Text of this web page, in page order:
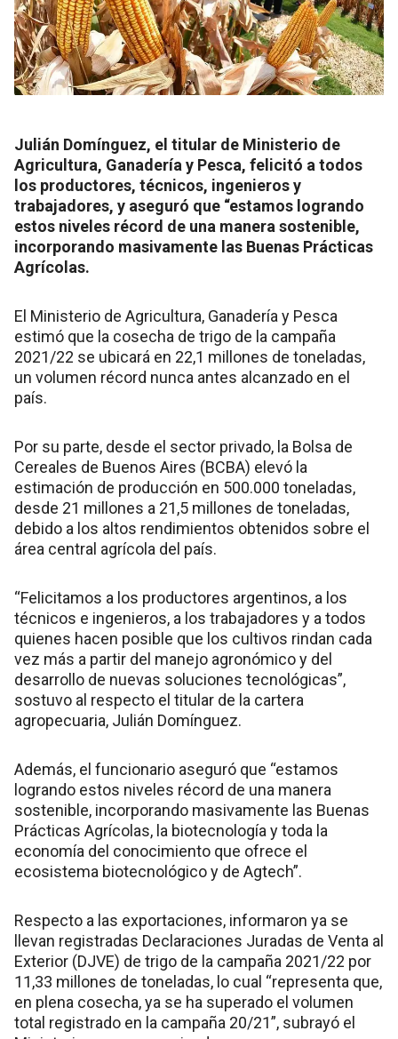
Julián Domínguez, el titular de Ministerio de
Agricultura, Ganadería y Pesca, felicitó a todos
los productores, técnicos, ingenieros y
trabajadores, y aseguró que “estamos logrando
estos niveles récord de una manera sostenible,
incorporando masivamente las Buenas Prácticas
Agrícolas.
El Ministerio de Agricultura, Ganadería y Pesca
estimó que la cosecha de trigo de la campaña
2021/22 se ubicará en 22,1 millones de toneladas,
un volumen récord nunca antes alcanzado en el
país.
Por su parte, desde el sector privado, la Bolsa de
Cereales de Buenos Aires (BCBA) elevó la
estimación de producción en 500.000 toneladas,
desde 21 millones a 21,5 millones de toneladas,
debido a los altos rendimientos obtenidos sobre el
área central agrícola del país.
“Felicitamos a los productores argentinos, a los
técnicos e ingenieros, a los trabajadores y a todos
quienes hacen posible que los cultivos rindan cada
vez más a partir del manejo agronómico y del
desarrollo de nuevas soluciones tecnológicas”,
sostuvo al respecto el titular de la cartera
agropecuaria, Julián Domínguez.
Además, el funcionario aseguró que “estamos
logrando estos niveles récord de una manera
sostenible, incorporando masivamente las Buenas
Prácticas Agrícolas, la biotecnología y toda la
economía del conocimiento que ofrece el
ecosistema biotecnológico y de Agtech”.
Respecto a las exportaciones, informaron ya se
llevan registradas Declaraciones Juradas de Venta al
Exterior (DJVE) de trigo de la campaña 2021/22 por
11,33 millones de toneladas, lo cual “representa que,
en plena cosecha, ya se ha superado el volumen
total registrado en la campaña 20/21”, subrayó el